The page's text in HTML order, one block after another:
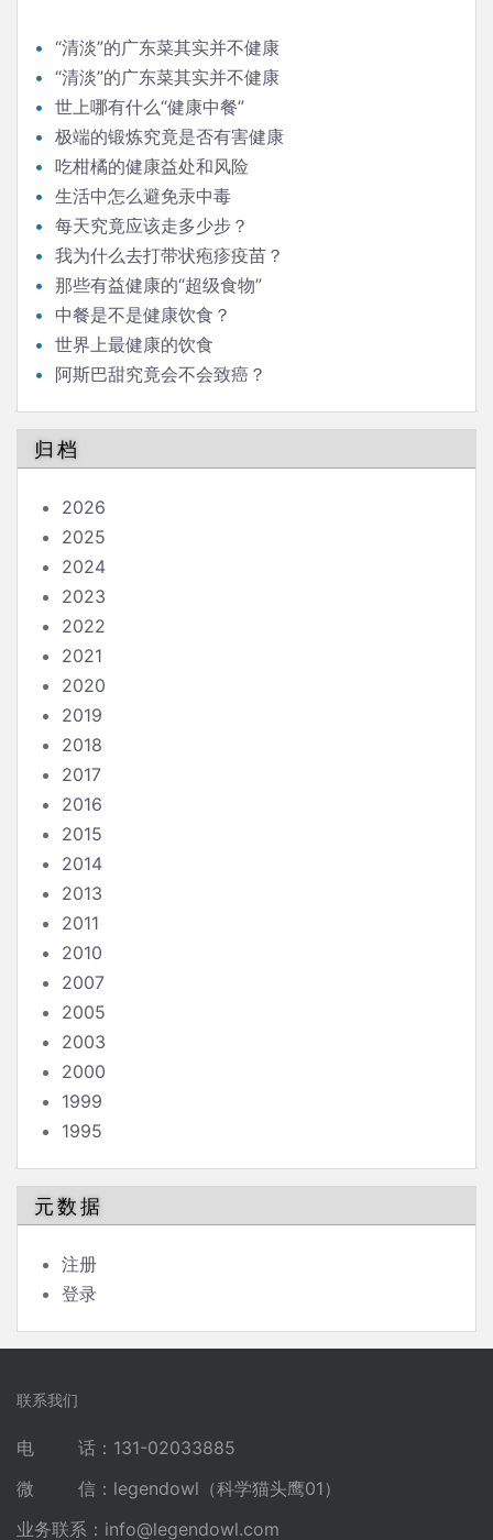
“清淡”的广东菜其实并不健康
“清淡”的广东菜其实并不健康
世上哪有什么“健康中餐”
极端的锻炼究竟是否有害健康
吃柑橘的健康益处和风险
生活中怎么避免汞中毒
每天究竟应该走多少步？
我为什么去打带状疱疹疫苗？
那些有益健康的“超级食物”
中餐是不是健康饮食？
世界上最健康的饮食
阿斯巴甜究竟会不会致癌？
归档
2026
2025
2024
2023
2022
2021
2020
2019
2018
2017
2016
2015
2014
2013
2011
2010
2007
2005
2003
2000
1999
1995
元数据
注册
登录
联系我们
电 话：131-02033885
微 信：legendowl（科学猫头鹰01）
业务联系： info@legendowl.com